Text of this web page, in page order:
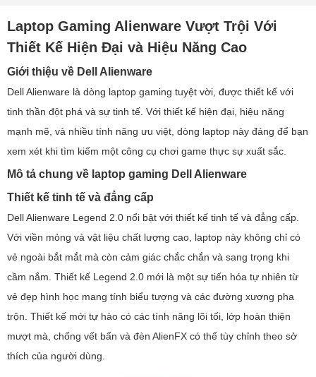
Laptop Gaming Alienware Vượt Trội Với
Thiết Kế Hiện Đại và Hiệu Năng Cao
Giới thiệu về Dell Alienware
Dell Alienware là dòng laptop gaming tuyệt vời, được thiết kế với
tinh thần đột phá và sự tinh tế. Với thiết kế hiện đại, hiệu năng
mạnh mẽ, và nhiều tính năng ưu việt, dòng laptop này đáng để bạn
xem xét khi tìm kiếm một công cụ chơi game thực sự xuất sắc.
Mô tả chung về laptop gaming Dell Alienware
Thiết kế tinh tế và đẳng cấp
Dell Alienware Legend 2.0 nổi bật với thiết kế tinh tế và đẳng cấp.
Với viền mỏng và vật liệu chất lượng cao, laptop này không chỉ có
vẻ ngoài bắt mắt mà còn cảm giác chắc chắn và sang trọng khi
cầm nắm. Thiết kế Legend 2.0 mới là một sự tiến hóa tự nhiên từ
vẻ đẹp hình học mang tính biểu tượng và các đường xương pha
trộn. Thiết kế mới tự hào có các tính năng lõi tối, lớp hoàn thiện
mượt mà, chống vết bẩn và đèn AlienFX có thể tùy chỉnh theo sở
thích của người dùng.